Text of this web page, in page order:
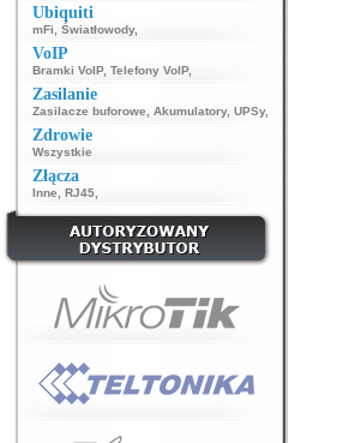
Ubiquiti
mFi Światłowody,
VoIP
Bramki VoIP, Telefony VoIP,
Zasilanie
Zasilacze buforowe Akumulatory, UPSy,
Zdrowie
Wszystkie
Złącza
Inne RJ45